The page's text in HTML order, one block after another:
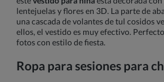
lentejuelas y flores en 3D. La parte de
una cascada de volantes de tul cosidos
ellos, el vestido es muy efectivo.
fotos con estilo de fiesta.
Ropa para sesiones para